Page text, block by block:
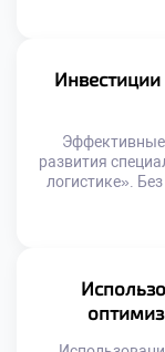
технической
потоками
и
Эффективные
развития
логистике».
быть
операций
Современная
технологии и